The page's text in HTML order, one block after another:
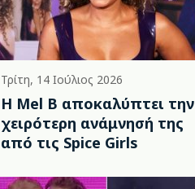
Τρίτη, 14 Ιούλιος 2026
Η Mel B αποκαλύπτει την
χειρότερη ανάμνησή της
από τις Spice Girls